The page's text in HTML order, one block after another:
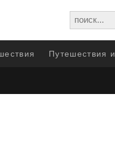
Путешествия